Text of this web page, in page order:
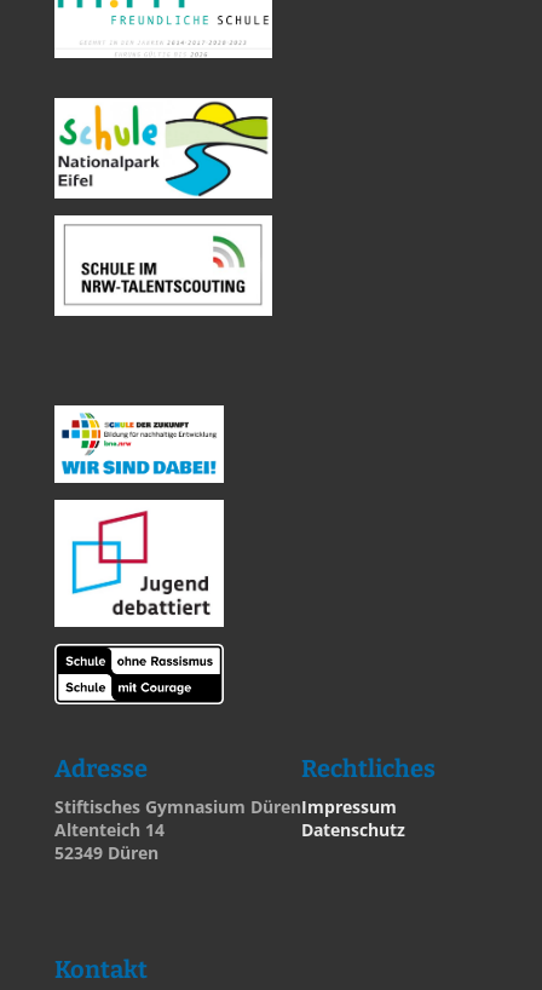
Adresse
Stiftisches Gymnasium Düren
Altenteich 14
52349 Düren
Rechtliches
Impressum
Datenschutz
Kontakt